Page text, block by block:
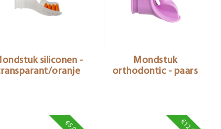
siliconen -
oranje
Mondstuk
orthodontic - paars